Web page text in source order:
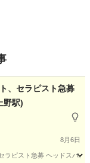
、セラピスト急募
野駅)
8月6日
ラピスト急募 ヘッドスパ